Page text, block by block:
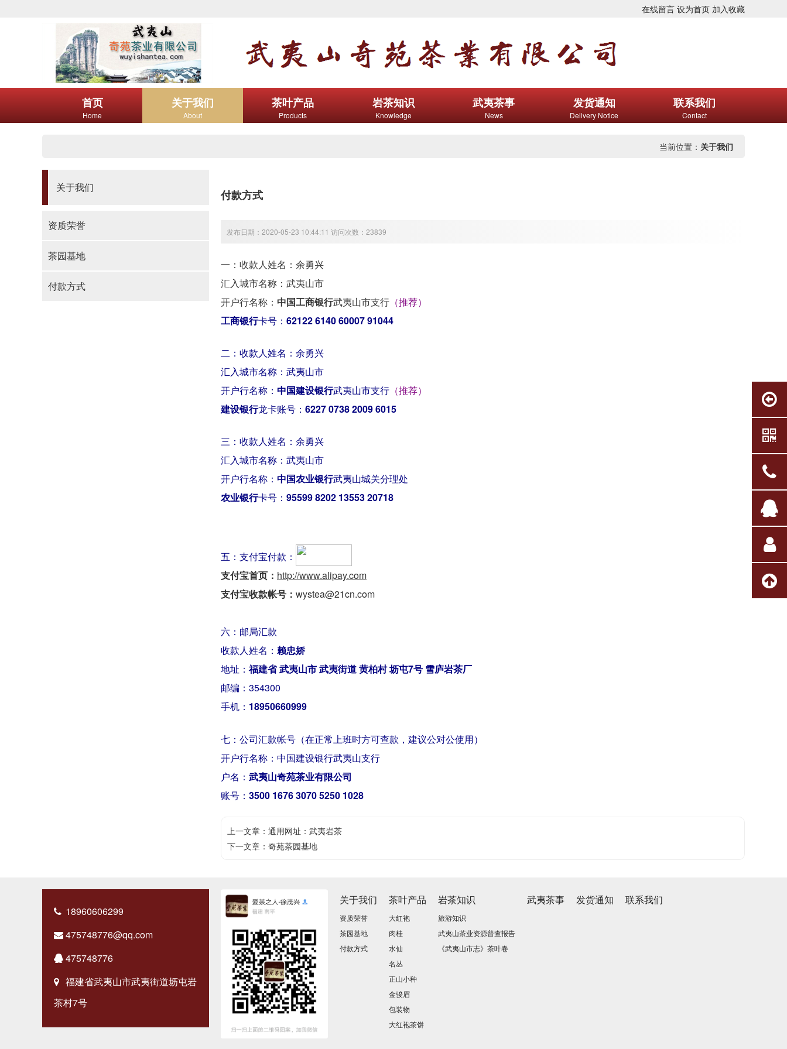
在线留言 设为首页 加入收藏
首页
Home
关于我们
About
茶叶产品
Products
岩茶知识
Knowledge
武夷茶事
News
发货通知
Delivery Notice
联系我们
Contact
当前位置： 关于我们
关于我们
资质荣誉
茶园基地
付款方式
付款方式
发布日期：2020-05-23 10:44:11 访问次数：23839
一：收款人姓名：余勇兴
汇入城市名称：武夷山市
开户行名称： 中国工商银行武夷山市支行 （推荐）
工商银行卡号： 62122 6140 60007 91044
二：收款人姓名：余勇兴
汇入城市名称：武夷山市
开户行名称： 中国建设银行武夷山市支行 （推荐）
建设银行龙卡账号： 6227 0738 2009 6015
三：收款人姓名：余勇兴
汇入城市名称：武夷山市
开户行名称： 中国农业银行武夷山城关分理处
农业银行卡号： 95599 8202 13553 20718
五：支付宝付款：
支付宝首页： http://www.alipay.com
支付宝收款帐号： wystea@21cn.com
六：邮局汇款
收款人姓名： 赖忠娇
地址：福建省 武夷山市 武夷街道 黄柏村 坜屯7号 雪庐岩茶厂
邮编：354300
手机： 18950660999
七：公司汇款帐号（在正常上班时方可查款，建议公对公使用）
开户行名称：中国建设银行武夷山支行
户名： 武夷山奇苑茶业有限公司
账号： 3500 1676 3070 5250 1028
上一文章： 通用网址：武夷岩茶
下一文章： 奇苑茶园基地
18960606299
475748776@qq.com
475748776
福建省武夷山市武夷街道坜屯岩
茶村7号
关于我们
资质荣誉
茶园基地
付款方式
茶叶产品
大红袍
肉桂
水仙
名丛
正山小种
金骏眉
包装物
大红袍茶饼
岩茶知识
旅游知识
武夷山茶业资源普查报告
《武夷山市志》茶叶卷
武夷茶事 发货通知 联系我们